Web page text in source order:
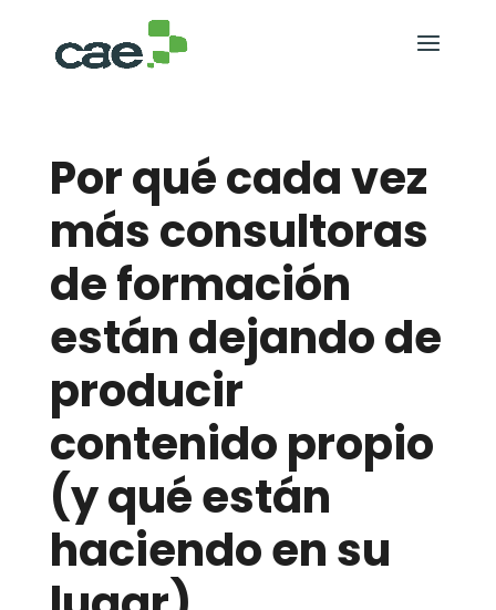
Por qué cada vez
más consultoras
de formación
están dejando de
producir
contenido propio
(y qué están
haciendo en su